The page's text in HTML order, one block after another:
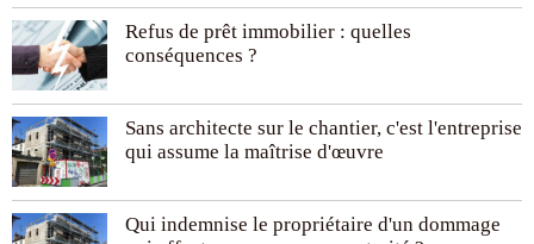
Refus de prêt immobilier : quelles
conséquences ?
Sans architecte sur le chantier, c'est l'entreprise
qui assume la maîtrise d'œuvre
Qui indemnise le propriétaire d'un dommage